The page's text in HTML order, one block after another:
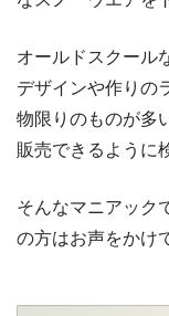
オールドスクール
デザインや作りの
物限りのものが多
販売できるように
そんなマニアック
の方はお声をかけ